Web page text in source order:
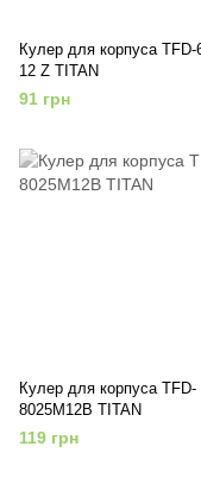
Кулер для корпуса TFD-
12 Z TITAN
91 грн
Кулер для корпуса TFD-
8025M12B TITAN
119 грн